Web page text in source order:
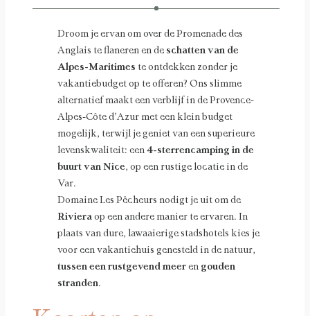
Droom je ervan om over de Promenade des
Anglais te flaneren en de schatten van de
Alpes-Maritimes te ontdekken zonder je
vakantiebudget op te offeren? Ons slimme
alternatief maakt een verblijf in de Provence-
Alpes-Côte d’Azur met een klein budget
mogelijk, terwijl je geniet van een superieure
levenskwaliteit: een 4-sterrencamping in de
buurt van Nice, op een rustige locatie in de
Var.
Domaine Les Pêcheurs nodigt je uit om de
Rivieraop een andere manier te ervaren. In
plaats van dure, lawaaierige stadshotels kies je
voor een vakantiehuis genesteld in de natuur,
tussen een rustgevend meeren gouden
stranden.